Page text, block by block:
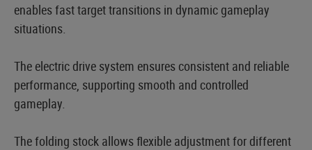
enables fast target transitions in dynamic gameplay
situations.
The electric drive system ensures consistent and reliable
performance, supporting smooth and controlled
gameplay.
The folding stock allows flexible adjustment for different